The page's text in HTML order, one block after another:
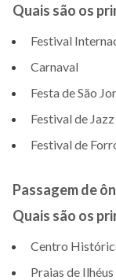
Quais são os
Festival
Carnaval
Festa de São
Festival de
Festival de
Passagem de
Quais são os
Centro
Praias de Ilhéus